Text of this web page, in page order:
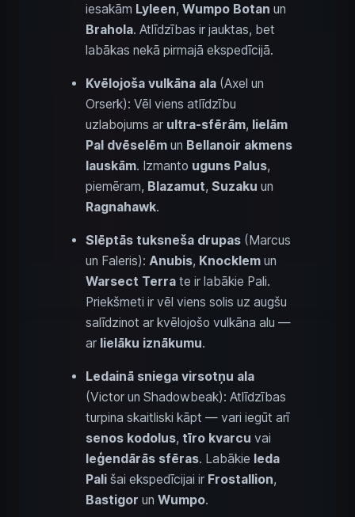
iesakām Lyleen, Wumpo Botan un
Brahola. Atlīdzības ir jauktas, bet
labākas nekā pirmajā ekspedīcijā.
Kvēlojoša vulkāna ala (Axel un
Orserk): Vēl viens atlīdzību
uzlabojums ar ultra-sfērām, lielām
Pal dvēselēm un Bellanoir akmens
lauskām. Izmanto uguns Palus,
piemēram, Blazamut, Suzaku un
Ragnahawk.
Slēptās tuksneša drupas (Marcus
un Faleris): Anubis, Knocklem un
Warsect Terra te ir labākie Pali.
Priekšmeti ir vēl viens solis uz augšu
salīdzinot ar kvēlojošo vulkāna alu —
ar lielāku iznākumu.
Ledainā sniega virsotņu ala
(Victor un Shadowbeak): Atlīdzības
turpina skaitliski kāpt — vari iegūt arī
senos kodolus, tīro kvarcu vai
leģendārās sfēras. Labākie leda
Pali šai ekspedīcijai ir Frostallion,
Bastigor un Wumpo.